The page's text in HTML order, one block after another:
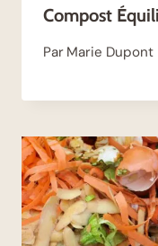
Compost
Par Marie Dupont